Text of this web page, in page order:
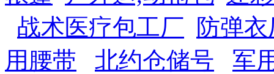
战术医疗包工厂
防弹
用腰带
北约仓储号
军